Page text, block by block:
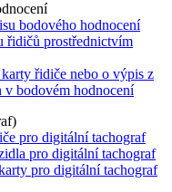
bodového hodnocení
řidičů prostřednictvím
řidiče nebo o výpis z
v bodovém hodnocení
pro digitální tachograf
pro digitální tachograf
pro digitální tachograf